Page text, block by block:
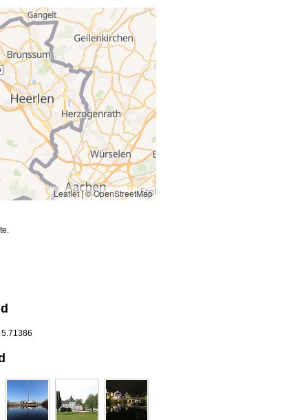
Leaflet|© OpenStreetMap